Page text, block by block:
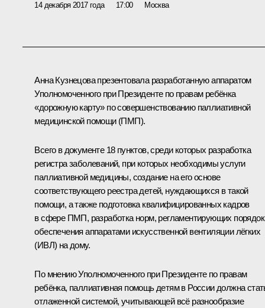
14 декабря 2017 года 17:00 Москва
Анна Кузнецова презентовала разработанную аппаратом
Уполномоченного при Президенте по правам ребёнка
«дорожную карту» по совершенствованию паллиативной
медицинской помощи (ПМП).
Всего в документе 18 пунктов, среди которых разработка
регистра заболеваний, при которых необходимы услуги
паллиативной медицины, создание на его основе
соответствующего реестра детей, нуждающихся в такой
помощи, а также подготовка квалифицированных кадров
в сфере ПМП, разработка норм, регламентирующих порядок
обеспечения аппаратами искусственной вентиляции лёгких
(ИВЛ) на дому.
По мнению Уполномоченного при Президенте по правам
ребёнка, паллиативная помощь детям в России должна
отлаженной системой, учитывающей всё разнообразие